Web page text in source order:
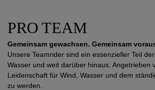
PRO TEAM
Gemeinsam gewachsen. Gemeinsam
Unsere Teamrider sind ein essenzieller Teil
Wasser und weit darüber hinaus. Angetrieben
Leidenschaft für Wind, Wasser und dem
zu werden.